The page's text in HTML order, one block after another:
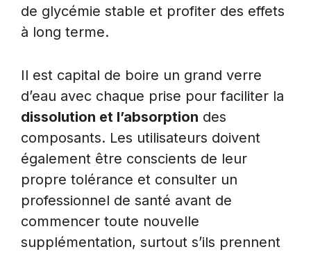
de glycémie stable et profiter des effets
à long terme.
Il est capital de boire un grand verre
d’eau avec chaque prise pour faciliter la
dissolution et l’absorption des
composants. Les utilisateurs doivent
également être conscients de leur
propre tolérance et consulter un
professionnel de santé avant de
commencer toute nouvelle
supplémentation, surtout s’ils prennent